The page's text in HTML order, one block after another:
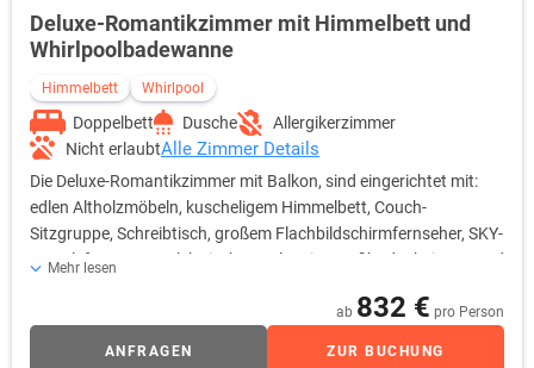
Deluxe-Romantikzimmer mit Himmelbett und
Whirlpoolbadewanne
Himmelbett Whirlpool
Doppelbett Dusche
Allergikerzimmer
Nicht erlaubtAlle Zimmer Details
Die Deluxe-Romantikzimmer mit Balkon, sind eingerichtet mit:
edlen Altholzmöbeln, kuscheligem Himmelbett, Couch-
Sitzgruppe, Schreibtisch, großem Flachbildschirmfernseher, SKY-
TV, Telefon, Tresor, elektrischen Jalousien, Fußbodenheizung und
elektrischen Jalousien, Doppelwaschbecken, WC, Bidet,
Mehr lesen
ab 832 € pro Person
ANFRAGEN ZUR BUCHUNG